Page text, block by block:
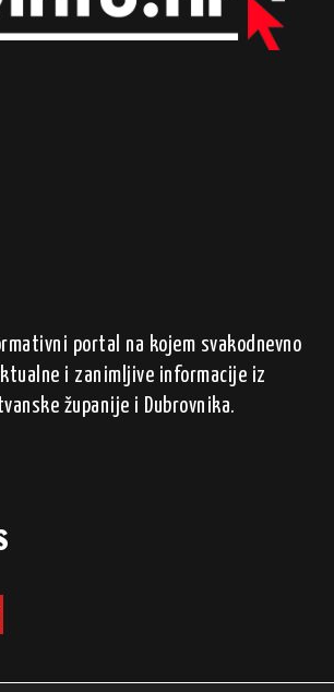
portal na kojem svakodnevno
i zanimljive informacije iz
županije i Dubrovnika.